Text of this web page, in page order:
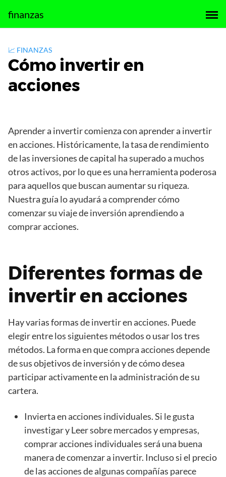
contenido
finanzas
📈 FINANZAS
Cómo invertir en
acciones
Aprender a invertir comienza con aprender a invertir
en acciones. Históricamente, la tasa de rendimiento
de las inversiones de capital ha superado a muchos
otros activos, por lo que es una herramienta poderosa
para aquellos que buscan aumentar su riqueza.
Nuestra guía lo ayudará a comprender cómo
comenzar su viaje de inversión aprendiendo a
comprar acciones.
Diferentes formas de
invertir en acciones
Hay varias formas de invertir en acciones. Puede
elegir entre los siguientes métodos o usar los tres
métodos. La forma en que compra acciones depende
de sus objetivos de inversión y de cómo desea
participar activamente en la administración de su
cartera.
Invierta en acciones individuales. Si le gusta
investigar y Leer sobre mercados y empresas,
comprar acciones individuales será una buena
manera de comenzar a invertir. Incluso si el precio
de las acciones de algunas compañías parece